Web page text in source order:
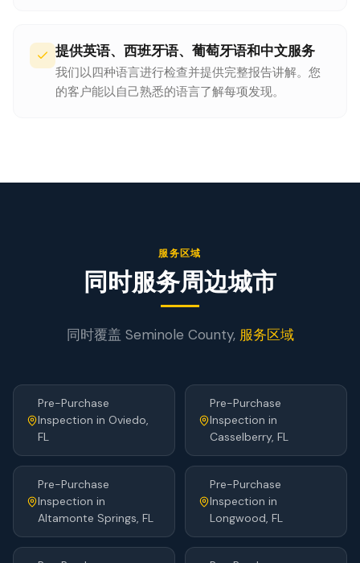
提供英语、西班牙语、葡萄牙语和中文服务
我们以四种语言进行检查并提供完整报告讲解。您
的客户能以自己熟悉的语言了解每项发现。
服务区域
同时服务周边城市
同时覆盖 Seminole County, 服务区域
Pre-Purchase
Inspection in Oviedo,
FL
Pre-Purchase
Inspection in
Casselberry, FL
Pre-Purchase
Inspection in
Altamonte Springs, FL
Pre-Purchase
Inspection in
Longwood, FL